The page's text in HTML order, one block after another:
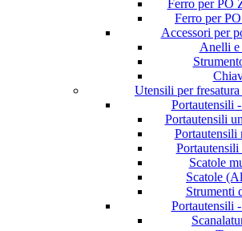
Ferro per
Ferro per
Accessori per
Anelli e
Utensili per
Portautensili
Portautensili
Portautensili
Scatole
Scatole
Strumenti
Portautensili